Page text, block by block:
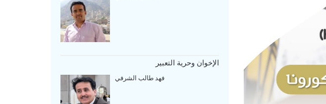
الإخوان وحرية التعبير
فهد طالب الشرفي